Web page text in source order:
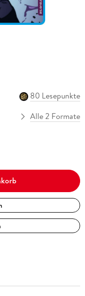
80 Lesepunkte
Alle 2 Formate